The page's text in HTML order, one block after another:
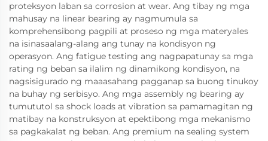
proteksyon laban sa corrosion at wear. Ang tibay ng mga
mahusay na linear bearing ay nagmumula sa
komprehensibong pagpili at proseso ng mga materyales
na isinasaalang-alang ang tunay na kondisyon ng
operasyon. Ang fatigue testing ang nagpapatunay sa mga
rating ng beban sa ilalim ng dinamikong kondisyon, na
nagsisigurado ng maaasahang pagganap sa buong tinukoy
na buhay ng serbisyo. Ang mga assembly ng bearing ay
tumututol sa shock loads at vibration sa pamamagitan ng
matibay na konstruksyon at epektibong mga mekanismo
sa pagkakalat ng beban. Ang premium na sealing system